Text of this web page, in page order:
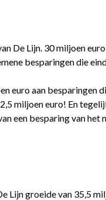
De Lijn. 30 miljoen
besparingen die
euro aan besparingen
miljoen euro! En
een besparing van het
Lijn groeide van 35,5